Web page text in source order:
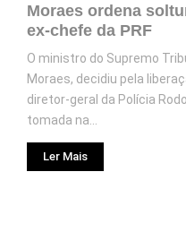
Moraes ordena
ex-chefe da PRF
O ministro do Supremo
Moraes, decidiu pela
diretor-geral da Polícia
tomada na...
Ler Mais